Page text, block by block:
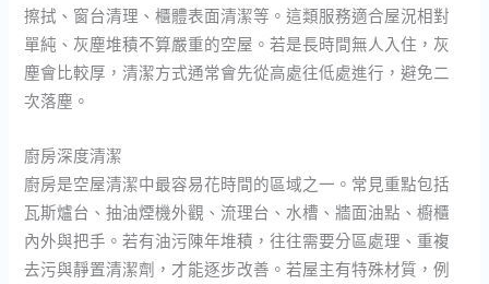
擦拭、窗台清理、櫃體表面清潔等。這類服務適合屋況相對
單純、灰塵堆積不算嚴重的空屋。若是長時間無人入住，灰
塵會比較厚，清潔方式通常會先從高處往低處進行，避免二
次落塵。
廚房深度清潔
廚房是空屋清潔中最容易花時間的區域之一。常見重點包括
瓦斯爐台、抽油煙機外觀、流理台、水槽、牆面油點、櫥櫃
內外與把手。若有油污陳年堆積，往往需要分區處理、重複
去污與靜置清潔劑，才能逐步改善。若屋主有特殊材質，例